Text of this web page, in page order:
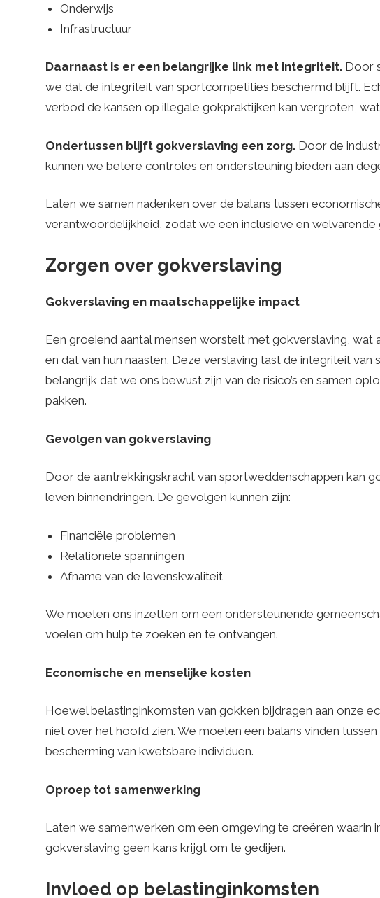
Onderwijs
Infrastructuur
Daarnaast is er een belangrijke link met integriteit.Door
we dat de integriteit van sportcompetities beschermd blijft.
verbod de kansen op illegale gokpraktijken kan vergroten,
Ondertussen blijft gokverslaving een zorg.Door de
kunnen we betere controles en ondersteuning bieden aan
Laten we samen nadenken over de balans tussen
verantwoordelijkheid, zodat we een inclusieve en
Zorgen over gokverslaving
Gokverslaving en maatschappelijke impact
Een groeiend aantal mensen worstelt met gokverslaving,
en dat van hun naasten. Deze verslaving tast de integriteit van
belangrijk dat we ons bewust zijn van de risico’s en samen
pakken.
Gevolgen van gokverslaving
Door de aantrekkingskracht van sportweddenschappen kan
leven binnendringen. De gevolgen kunnen zijn:
Financiële problemen
Relationele spanningen
Afname van de levenskwaliteit
We moeten ons inzetten om een ondersteunende
voelen om hulp te zoeken en te ontvangen.
Economische en menselijke kosten
Hoewel belastinginkomsten van gokken bijdragen aan onze
niet over het hoofd zien. We moeten een balans vinden
bescherming van kwetsbare individuen.
Oproep tot samenwerking
Laten we samenwerken om een omgeving te creëren waarin
gokverslaving geen kans krijgt om te gedijen.
Invloed op belastinginkomsten